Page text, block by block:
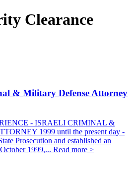
Clearance
& Military Defense Attorney
- ISRAELI CRIMINAL &
1999 until the present day -
Prosecution and established an
1999,... Read more >